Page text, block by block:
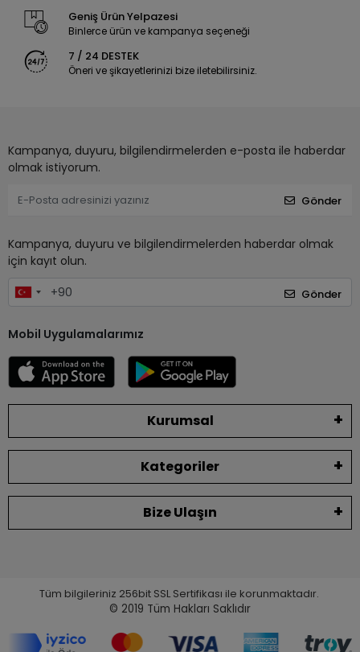
Geniş Ürün Yelpazesi
Binlerce ürün ve kampanya seçeneği
7 / 24 DESTEK
Öneri ve şikayetlerinizi bize iletebilirsiniz.
Kampanya, duyuru, bilgilendirmelerden e-posta ile haberdar
olmak istiyorum.
Gönder
Kampanya, duyuru ve bilgilendirmelerden haberdar olmak
için kayıt olun.
Gönder
Mobil Uygulamalarımız
Kurumsal
Kategoriler
Bize Ulaşın
Tüm bilgileriniz 256bit SSL Sertifikası ile korunmaktadır.
© 2019 Tüm Hakları Saklıdır